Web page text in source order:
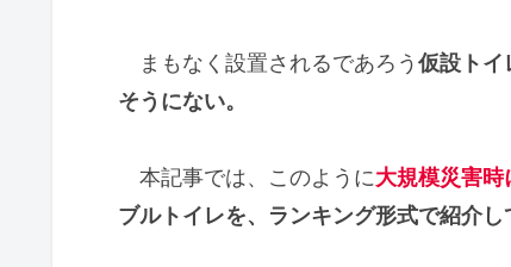
まもなく設置されるであろう仮設トイ
そうにない。
本記事では、このように大規模災害
ブルトイレを、ランキング形式で紹介し